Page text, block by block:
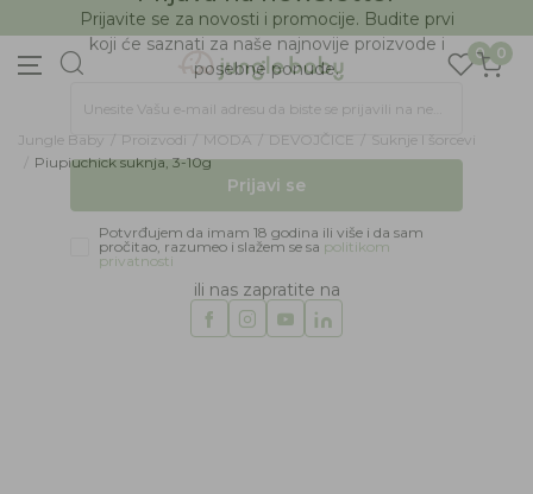
BESPLATNA ISPORUKA Paketa preko 4.000 RSD
0 0
Jungle Baby Proizvodi MODA DEVOJČICE
Suknje I šorcevi
Piupiuchick suknja, 3-10g
Prijava na newsletter
Prijavite se za novosti i promocije. Budite prvi
koji će saznati za naše najnovije proizvode i
posebne ponude.
Unesite Vašu e‑mail adresu da biste se prijavili na newsletter.
Potvrđujem da imam 18 godina ili više i da sam
pročitao, razumeo i slažem se sa
ili nas zapratite na